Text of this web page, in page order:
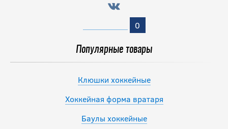
0
Популярные товары
Клюшки хоккейные
Хоккейная форма вратаря
Баулы хоккейные